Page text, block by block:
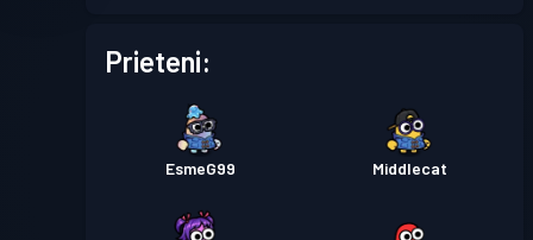
Prieteni:
EsmeG99 Middlecat